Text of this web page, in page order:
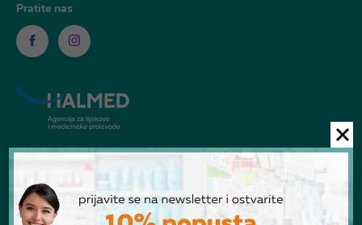
Pratite nas
© Ljekarna Talan 2026